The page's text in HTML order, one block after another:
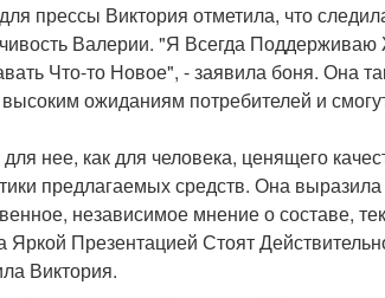
прессы Виктория отметила, что
Валерии. "Я Всегда
Что-то Новое", - заявила боня. Она
высоким ожиданиям потребителей и
нее, как для человека, ценящего
предлагаемых средств. Она
независимое мнение о составе,
Яркой Презентацией Стоят
Виктория.